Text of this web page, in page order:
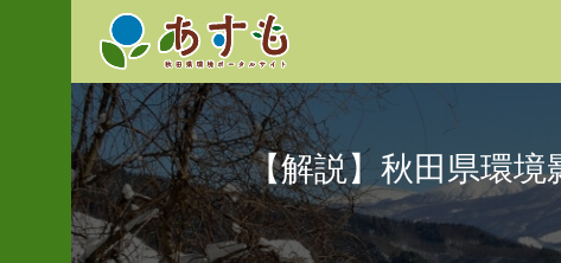
【解説】秋田県環境